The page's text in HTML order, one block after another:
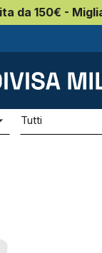
da 150€ -
da
Tutti